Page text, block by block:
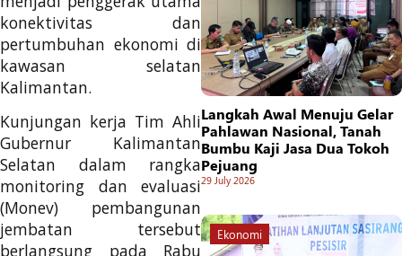
konektivitas dan
pertumbuhan ekonomi di
kawasan selatan
Kalimantan.
Kunjungan kerja Tim Ahli
Gubernur Kalimantan
Selatan dalam rangka
monitoring dan evaluasi
(Monev) pembangunan
jembatan tersebut
berlangsung pada Rabu
Langkah Awal Menuju Gelar
Pahlawan Nasional, Tanah
Bumbu Kaji Jasa Dua Tokoh
Pejuang
29 July 2026
Ekonomi